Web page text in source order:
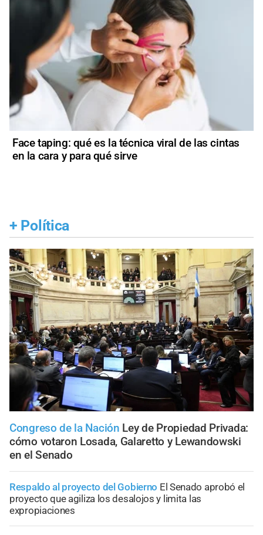
Face taping: qué es la técnica viral de las cintas
en la cara y para qué sirve
+ Política
Congreso de la Nación Ley de Propiedad Privada:
cómo votaron Losada, Galaretto y Lewandowski
en el Senado
Respaldo al proyecto del Gobierno El Senado aprobó el
proyecto que agiliza los desalojos y limita las
expropiaciones